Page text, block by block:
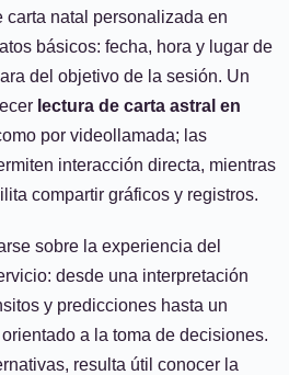
natal personalizada en
básicos: fecha, hora y lugar de
del objetivo de la sesión. Un
lectura de carta astral en
por videollamada; las
interacción directa, mientras
compartir gráficos y registros.
sobre la experiencia del
desde una interpretación
y predicciones hasta un
a la toma de decisiones.
resulta útil conocer la